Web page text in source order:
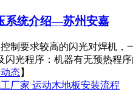
系统介绍—苏州安嘉
制要求较高的闪光对焊机
闪光程序：机器有无预热程
态】